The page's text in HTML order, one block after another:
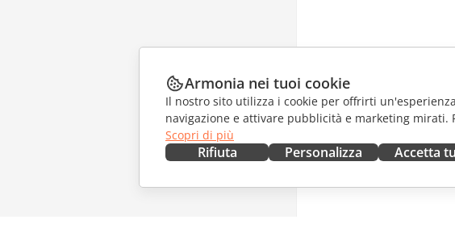
Armonia nei tuoi cookie
Il nostro sito utilizza i cookie per offrirti
navigazione e attivare pubblicità e marketing
Scopri di più
Rifiuta Personalizza Accetta